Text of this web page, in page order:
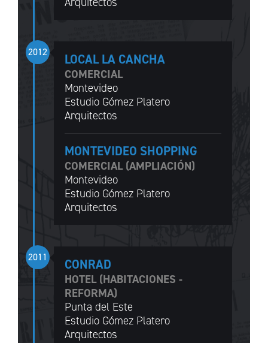
2012 LOCAL LA CANCHA
COMERCIAL
Montevideo
Estudio Gómez Platero
Arquitectos
MONTEVIDEO SHOPPING
COMERCIAL (AMPLIACIÓN)
Montevideo
Estudio Gómez Platero
Arquitectos
2011 CONRAD
HOTEL (HABITACIONES -
REFORMA)
Punta del Este
Estudio Gómez Platero
Arquitectos